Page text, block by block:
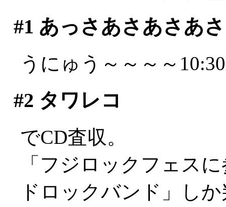
#1 あっさあさあさあ
うにゅう～～～～
#2 タワレコ
でCD査収。
「フジロックフェス
ドロックバンド」し